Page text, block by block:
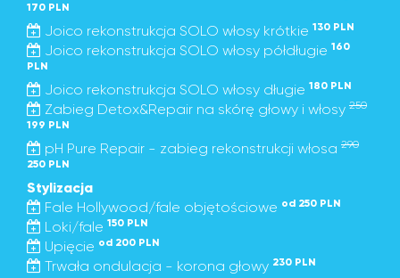
170 PLN
Joico rekonstrukcja SOLO włosy krótkie 130 PLN
Joico rekonstrukcja SOLO włosy półdługie 160
PLN
Joico rekonstrukcja SOLO włosy długie 180 PLN
Zabieg Detox&Repair na skórę głowy i włosy 250
199 PLN
pH Pure Repair - zabieg rekonstrukcji włosa 290
250 PLN
Stylizacja
Fale Hollywood/fale objętościowe od 250 PLN
Loki/fale 150 PLN
Upięcie od 200 PLN
Trwała ondulacja - korona głowy 230 PLN